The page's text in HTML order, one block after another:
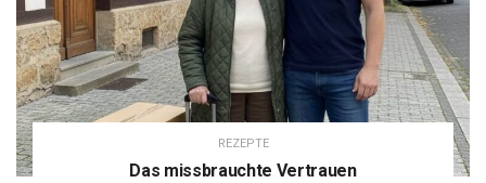
REZEPTE
Das missbrauchte Vertrauen